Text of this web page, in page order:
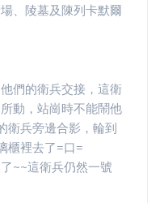
、陵墓及陳列卡默爾
們的衛兵交接，這衛
動，站崗時不能鬧他
衛兵旁邊合影，輪到
櫃裡去了=口=
~~這衛兵仍然一號